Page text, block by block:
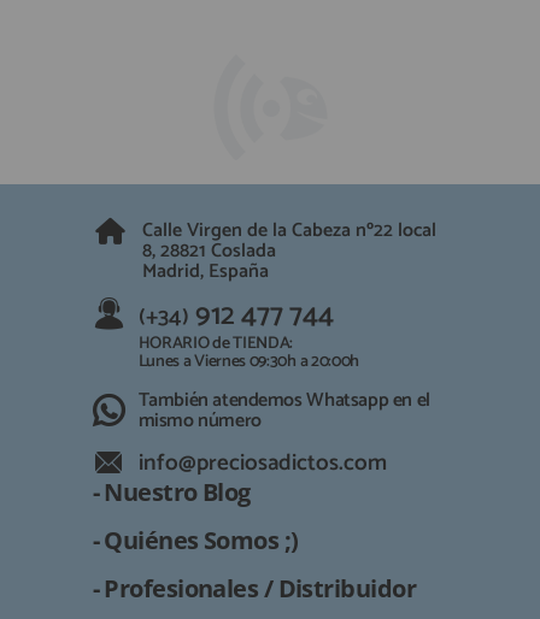
Calle Virgen de la Cabeza nº22 local
8, 28821 Coslada
Madrid, España
(+34) 912 477 744
HORARIO de TIENDA:
Lunes a Viernes 09:30h a 20:00h
También atendemos Whatsapp en el
mismo número
info@preciosadictos.com
- Nuestro Blog
- Quiénes Somos ;)
- Profesionales / Distribuidor